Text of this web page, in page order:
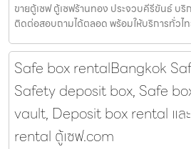
ขายตู้เซฟ ตู้เซฟร้านทอง ประจวบคีรีขันธ์ บ
ติดต่อสอบถามได้ตลอด พร้อมให้บริการทั่วไ
Safe box rentalBangkok
Safety deposit box, Safe
vault, Deposit box rental แล
rental ตู้เซฟ.com